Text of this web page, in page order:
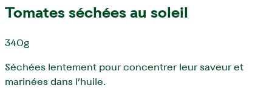
Tomates séchées au soleil
340g
Séchées lentement pour concentrer leur saveur et
marinées dans l’huile.